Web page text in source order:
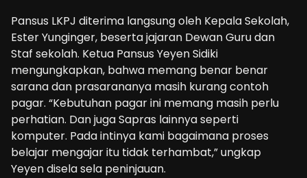
Pansus LKPJ diterima langsung oleh Kepala Sekolah,
Ester Yunginger, beserta jajaran Dewan Guru dan
Staf sekolah. Ketua Pansus Yeyen Sidiki
mengungkapkan, bahwa memang benar benar
sarana dan prasarananya masih kurang contoh
pagar. “Kebutuhan pagar ini memang masih perlu
perhatian. Dan juga Sapras lainnya seperti
komputer. Pada intinya kami bagaimana proses
belajar mengajar itu tidak terhambat,” ungkap
Yeyen disela sela peninjauan.